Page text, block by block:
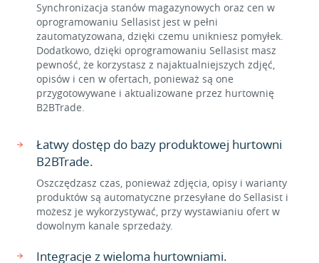
Synchronizacja stanów magazynowych oraz cen w
oprogramowaniu Sellasist jest w pełni
zautomatyzowana, dzięki czemu unikniesz pomyłek.
Dodatkowo, dzięki oprogramowaniu Sellasist masz
pewność, że korzystasz z najaktualniejszych zdjęć,
opisów i cen w ofertach, ponieważ są one
przygotowywane i aktualizowane przez hurtownię
B2BTrade.
Łatwy dostęp do bazy produktowej hurtowni
B2BTrade.
Oszczędzasz czas, ponieważ zdjęcia, opisy i warianty
produktów są automatyczne przesyłane do Sellasist i
możesz je wykorzystywać, przy wystawianiu ofert w
dowolnym kanale sprzedaży.
Integracje z wieloma hurtowniami.